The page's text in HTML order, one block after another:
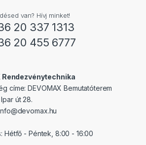
van? Hívj minket!
20 337 1313
20 455 6777
Rendezvénytechnika
címe: DEVOMAX Bemutatóterem
út 28.
Hétfő - Péntek, 8:00 - 16:00